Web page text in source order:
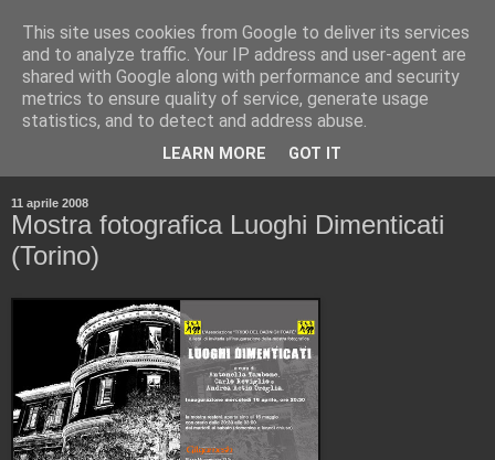
11 aprile 2008
Mostra fotografica Luoghi Dimenticati
(Torino)
This site uses cookies from Google to deliver its services
and to analyze traffic. Your IP address and user-agent are
shared with Google along with performance and security
metrics to ensure quality of service, generate usage
statistics, and to detect and address abuse.
LEARN MORE GOT IT